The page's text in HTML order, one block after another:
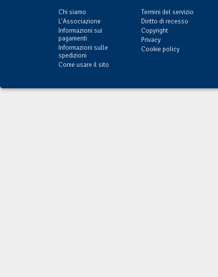
Chi siamo
L'Associazione
Informazioni sui
pagamenti
Informazioni sulle
spedizioni
Come usare il sito
Termini del servizio
Diritto di recesso
Copyright
Privacy
Cookie policy